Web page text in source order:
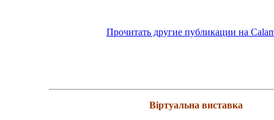
Прочитать другие публикации на
Віртуальна виставка